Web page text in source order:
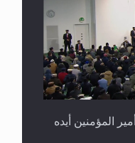
المؤمنين أيده